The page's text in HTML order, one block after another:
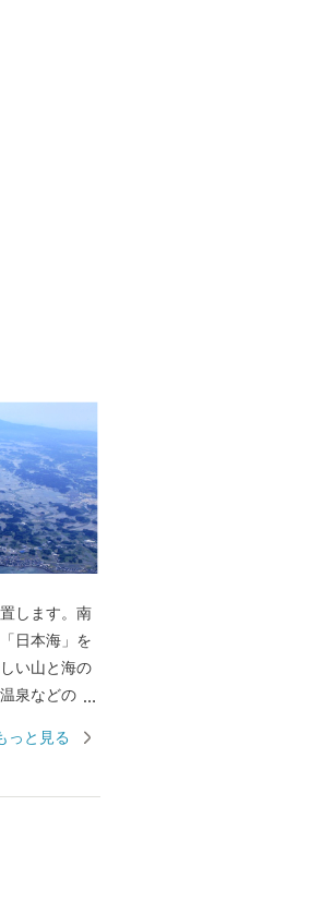
します。南
日本海」を
い山と海の
泉などのレ
います。
っと見る